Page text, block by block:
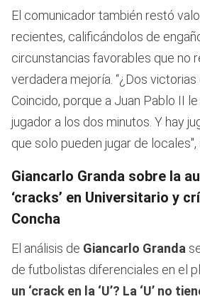
El comunicador también restó
recientes, calificándolos de
circunstancias favorables que no
verdadera mejoría. “¿Dos
Coincido, porque a Juan Pablo II
jugador a los dos minutos. Y hay
que solo pueden jugar de locales",
Giancarlo Granda sobre la
‘cracks’ en Universitario y
Concha
El análisis de Giancarlo Granda
de futbolistas diferenciales en el
un ‘crack en la ‘U’? La ‘U’ no